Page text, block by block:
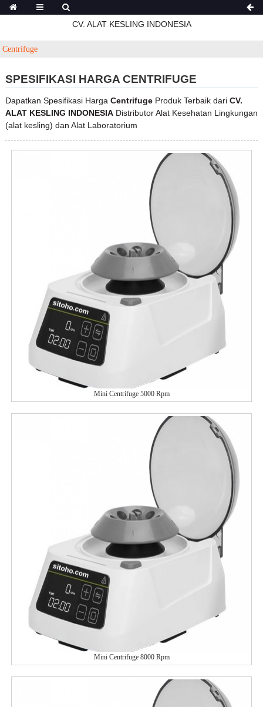
CV. ALAT KESLING INDONESIA
Centrifuge
SPESIFIKASI HARGA CENTRIFUGE
Dapatkan Spesifikasi Harga CentrifugeProduk Terbaik dari CV.
ALAT KESLING INDONESIADistributor Alat Kesehatan Lingkungan
(alat kesling) dan Alat Laboratorium
Mini Centrifuge 5000 Rpm
Mini Centrifuge 8000 Rpm